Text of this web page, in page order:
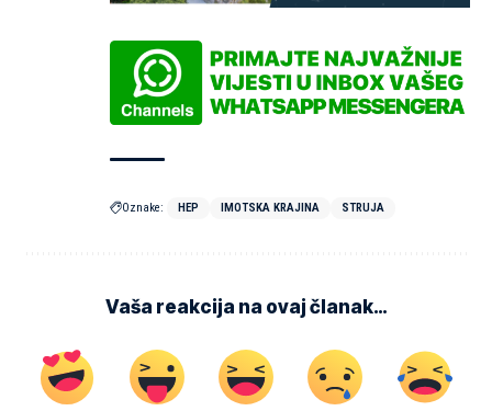
Oznake: HEP IMOTSKA KRAJINA STRUJA
Vaša reakcija na ovaj članak…